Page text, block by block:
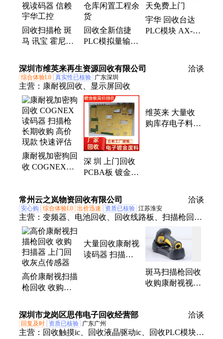
回收扫描枪 斑
马 讯宝 霍尼韦
读码器 信赖宇
华工控
回收全新信捷
PLC模拟量输入
仓库闲置工程余
货
宇华 回收台达
PLC模块 AX-
深圳市维英来再生资源回收有限公司
洽谈
综合体验L0 真实性已核验 广东深圳
主营： 康耐视回收、显示屏回收
康耐视加密狗回
收 COGNEX读
款 快速评估
深 圳 上门回收
PCBA板 镀金板
量 清单核算 快
速评估
维英来 大量收
购库存电子料
常州云之岚物资回收有限公司 洽谈
安心购 综合体验L0 出价迅速 资质已核验 江苏淮安
主营： 变频器、电池回收、回收线路板、扫描枪回
收、机房蓄电池、笔记本电脑、网络摄像头、废旧电
子设备、电子芯片回收、废旧物资回收、回收监控设
备、废旧网络设备、回收伺服电机、回收工控触摸屏
高价康耐视扫描
枪回收 收购扫
灰点传感器
大量回收康耐视
读码器 扫描枪
斑马扫描枪回收
收购康耐视视觉
深圳市龙岗区思伟电子回收经营部
洽谈
回复及时 资质已核验 广东广州
主营： 回收触摸ic、回收液晶驱动ic、回收PLC模块、